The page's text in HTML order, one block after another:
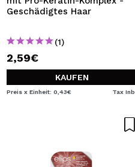
Geschädigtes Haar
(1)
2,59€
KAUFEN
Preis x Einheit: 0,43€ Tax Inb.